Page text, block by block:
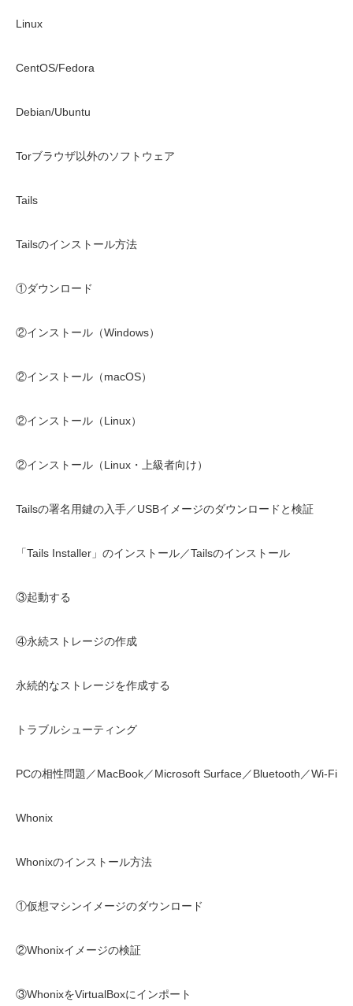
Linux
CentOS/Fedora
Debian/Ubuntu
Torブラウザ以外のソフトウェア
Tails
Tailsのインストール方法
①ダウンロード
②インストール（Windows）
②インストール（macOS）
②インストール（Linux）
②インストール（Linux・上級者向け）
Tailsの署名用鍵の入手／USBイメージのダウンロードと検証
「Tails Installer」のインストール／Tailsのインストール
③起動する
④永続ストレージの作成
永続的なストレージを作成する
トラブルシューティング
PCの相性問題／MacBook／Microsoft Surface／Bluetooth／Wi-Fi
Whonix
Whonixのインストール方法
①仮想マシンイメージのダウンロード
②Whonixイメージの検証
③WhonixをVirtualBoxにインポート